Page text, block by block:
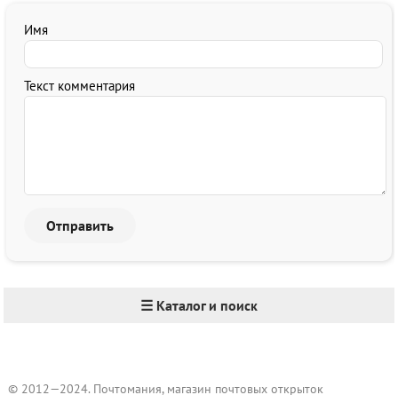
Имя
Текст комментария
☰ Каталог и поиск
© 2012—2024. Почтомания, магазин почтовых открыток